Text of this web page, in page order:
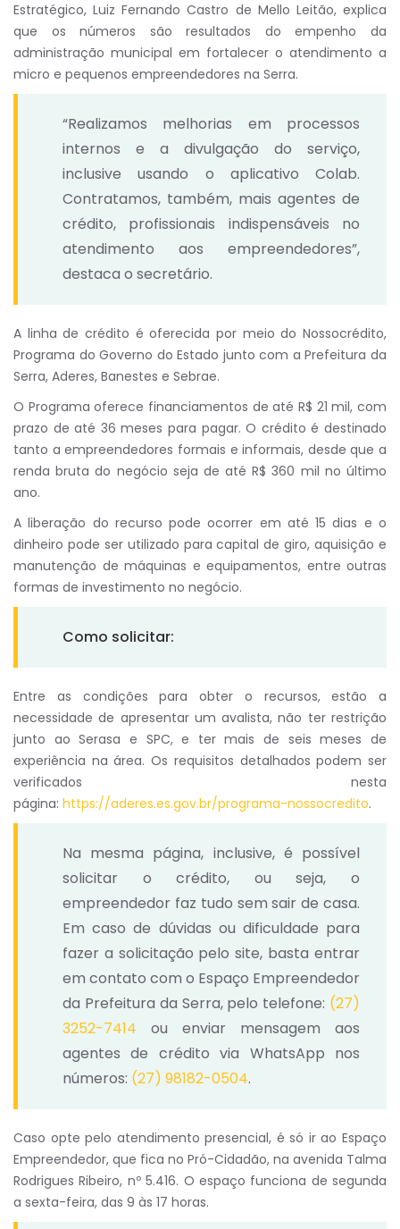
Estratégico, Luiz Fernando Castro de Mello Leitão, explica
que os números são resultados do empenho da
administração municipal em fortalecer o atendimento a
micro e pequenos empreendedores na Serra.
“Realizamos melhorias em processos
internos e a divulgação do serviço,
inclusive usando o aplicativo Colab.
Contratamos, também, mais agentes de
crédito, profissionais indispensáveis no
atendimento aos empreendedores”,
destaca o secretário.
A linha de crédito é oferecida por meio do Nossocrédito,
Programa do Governo do Estado junto com a Prefeitura da
Serra, Aderes, Banestes e Sebrae.
O Programa oferece financiamentos de até R$ 21 mil, com
prazo de até 36 meses para pagar. O crédito é destinado
tanto a empreendedores formais e informais, desde que a
renda bruta do negócio seja de até R$ 360 mil no último
ano.
A liberação do recurso pode ocorrer em até 15 dias e o
dinheiro pode ser utilizado para capital de giro, aquisição e
manutenção de máquinas e equipamentos, entre outras
formas de investimento no negócio.
Como solicitar:
Entre as condições para obter o recursos, estão a
necessidade de apresentar um avalista, não ter restrição
junto ao Serasa e SPC, e ter mais de seis meses de
experiência na área. Os requisitos detalhados podem ser
verificados nesta
página: https://aderes.es.gov.br/programa-nossocredito.
Na mesma página, inclusive, é possível
solicitar o crédito, ou seja, o
empreendedor faz tudo sem sair de casa.
Em caso de dúvidas ou dificuldade para
fazer a solicitação pelo site, basta entrar
em contato com o Espaço Empreendedor
da Prefeitura da Serra, pelo telefone: (27)
3252-7414 ou enviar mensagem aos
agentes de crédito via WhatsApp nos
números: (27) 98182-0504.
Caso opte pelo atendimento presencial, é só ir ao Espaço
Empreendedor, que fica no Pró-Cidadão, na avenida Talma
Rodrigues Ribeiro, nº 5.416. O espaço funciona de segunda
a sexta-feira, das 9 às 17 horas.